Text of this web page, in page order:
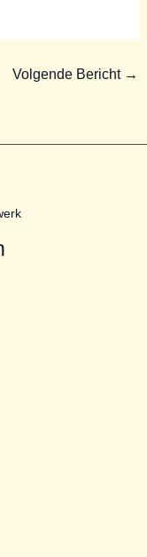
Volgende Bericht →